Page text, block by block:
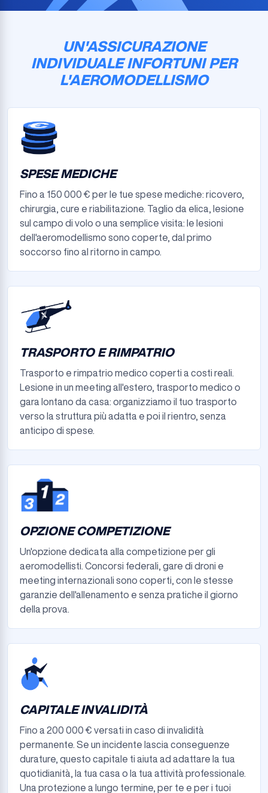
UN'ASSICURAZIONE
INDIVIDUALE INFORTUNI PER
L'AEROMODELLISMO
SPESE MEDICHE
Fino a 150 000 € per le tue spese mediche: ricovero,
chirurgia, cure e riabilitazione. Taglio da elica, lesione
sul campo di volo o una semplice visita: le lesioni
dell'aeromodellismo sono coperte, dal primo
soccorso fino al ritorno in campo.
TRASPORTO E RIMPATRIO
Trasporto e rimpatrio medico coperti a costi reali.
Lesione in un meeting all'estero, trasporto medico o
gara lontano da casa: organizziamo il tuo trasporto
verso la struttura più adatta e poi il rientro, senza
anticipo di spese.
OPZIONE COMPETIZIONE
Un'opzione dedicata alla competizione per gli
aeromodellisti. Concorsi federali, gare di droni e
meeting internazionali sono coperti, con le stesse
garanzie dell'allenamento e senza pratiche il giorno
della prova.
CAPITALE INVALIDITÀ
Fino a 200 000 € versati in caso di invalidità
permanente. Se un incidente lascia conseguenze
durature, questo capitale ti aiuta ad adattare la tua
quotidianità, la tua casa o la tua attività professionale.
Una protezione a lungo termine, per te e per i tuoi